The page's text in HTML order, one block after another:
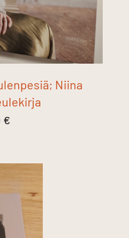
Niina
€